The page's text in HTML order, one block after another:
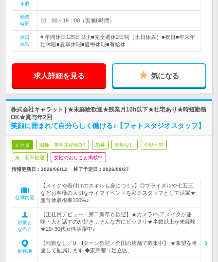
年収
勤務
時間
10：00～19：00（実働8時間）
休日
休暇
# 年間休日125日以上■完全週休2日制（土日休み）■祝日■年末年
始休暇■夏季休暇■慶弔休暇■有給休…
求人詳細を見る 気になる
株式会社キャラット | ★未経験歓迎★残業月10h以下★社宅あり★時短勤務
OK★賞与年2回
笑顔に囲まれて自分らしく働ける♪【フォトスタジオスタッフ】
正社員 職種・業種未経験OK 急募 転勤なし 学歴不問
第二新卒歓迎 女性のおしごと掲載中
情報更新日：2026/06/12 終了予定日： 2026/08/27
仕事内容
【メイクや着付けのスキルも身につく♪】◎ブライダルや七五三
などお客様の大切なライフイベントを彩るスタッフとして活躍★
産育休取得率100%♪
対象と
なる方
【正社員デビュー・第二新卒も歓迎】★カメラ/ヘアメイクが趣
味・人と話すのが好き…そんな方にピッタリ★半数以上が未経験
★20~30代女性活躍中♪
勤務地
【転勤なし／U・Iターン歓迎／全国の店舗で募集中】 ★希望を考
慮して配属します ◆東京都（足立区、…